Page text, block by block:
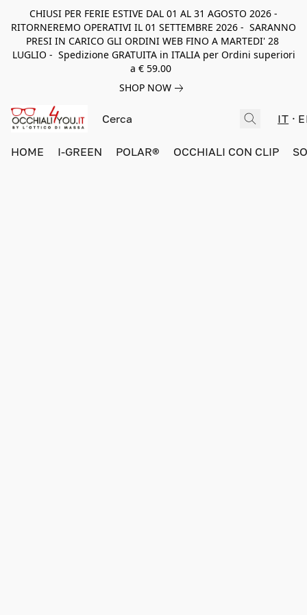
CHIUSI PER FERIE ESTIVE DAL 01 AL 31 AGOSTO 2026 -
RITORNEREMO OPERATIVI IL 01 SETTEMBRE 2026 - SARANNO
PRESI IN CARICO GLI ORDINI WEB FINO A MARTEDI' 28
LUGLIO - Spedizione GRATUITA in ITALIA per Ordini superiori
a € 59.00
SHOP NOW
IT
HOME I-GREEN POLAR® OCCHIALI CON CLIP